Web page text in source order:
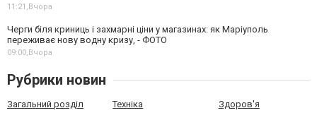
11:21,Вчора
Черги біля криниць і захмарні ціни у магазинах: як Маріуполь
переживає нову водну кризу, - ФОТО
09:00,Вчора
Рубрики новин
Загальний розділ Техніка Здоров'я